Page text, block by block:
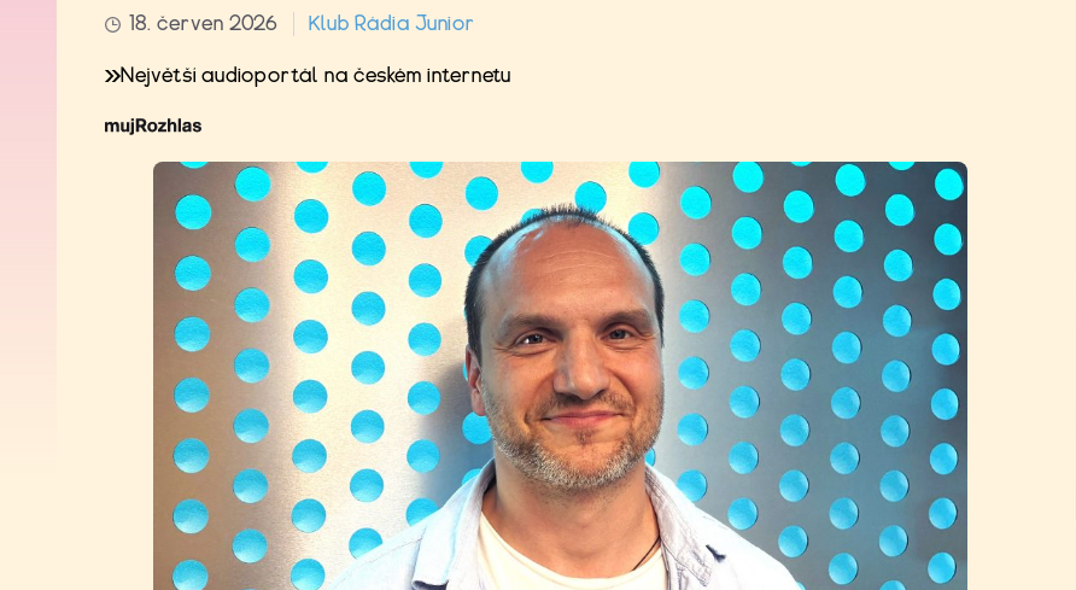
18. červen 2026 Klub Rádia Junior
Největší audioportál na českém internetu